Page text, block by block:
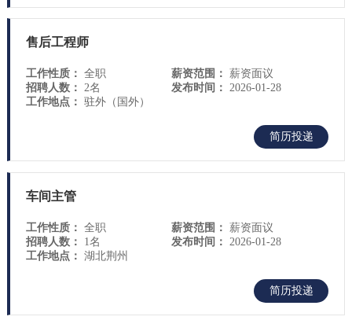
售后工程师
工作性质： 全职 薪资范围： 薪资面议
招聘人数： 2名 发布时间： 2026-01-28
工作地点： 驻外（国外）
简历投递
车间主管
工作性质： 全职 薪资范围： 薪资面议
招聘人数：
1名 发布时间：
2026-01-28
工作地点： 湖北荆州
简历投递